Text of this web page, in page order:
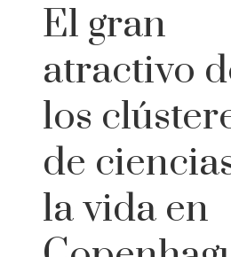
El gran
atractivo
los
de
la vida en